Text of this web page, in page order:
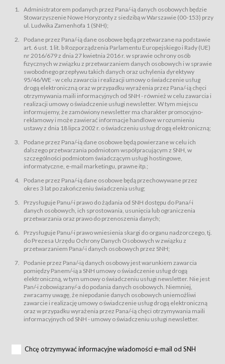
Bilety – wybrane dokumenty potwierdzające zawarcie umowy z
Usługodawcą i uprawniające do wzięcia udziału w Wydarzeniu,
przewidziane przez Usługodawcę dla danego Wydarzenia, tj. uprawniające
do uczestnictwa w wielu albo w pojedynczych seansach filmowych,
Sklep – sklep internetowy prowadzony przez Usługodawcę w Serwisie;
Regulamin – niniejszy regulamin.
§ 2
Postanowienia ogólne
Regulamin określa zasady:
świadczenia Usługobiorcom Usług przez Usługodawcę, z
zastrzeżeniem usług, o których mowa w ust. 2 pkt. 4 i 5 poniżej, których
zasady świadczenia precyzują odrębne regulaminy,
przetwarzania przez Usługodawcę danych osobowych Usługobiorców
będących osobami fizycznymi.
świadczy Usługi drogą elektroniczną w rozumieniu ustawy z dnia 18 lipca
2002 r. o świadczeniu usług drogą elektroniczną (Dz.U. z 2002 r., Nr 144, poz.
1204, z późń. zm.). Usługi świadczone są nieodpłatnie.
usługę przeglądania i odczytywania przez Usługobiorców materiałów
zamieszczanych w Serwisie,
usługę utrzymywania konta użytkownika w Serwisie,
usługę newsletter,
usługę zawierania na odległość umów nabycia Karnetów i Biletów,
usługę zawierania na odległość umów sprzedaży w Sklepie.
dnia 18 lipca 2002 r. o świadczeniu usług drogą elektroniczną (Dz.U. z 2002
r., Nr 144, poz. 1204, z późń. zm.). Usługi świadczone są nieodpłatnie.
Na zasadach określonych w Regulaminie dostęp do Serwisu jest otwarty dla
Usługobiorca przed rozpoczęciem korzystania z Serwisu jest zobowiązany
zapoznać się z Regulaminem. Założenie konta w Serwisie oraz zamówienie
usługi newsletter za pośrednictwem przeznaczonego do tego formularza
zamieszczonego na stronach Serwisu dostępnych dla wszystkich
Usługobiorców wymaga akceptacji postanowień Regulaminu.
Usługobiorca zobowiązany jest do przestrzegania postanowień Regulaminu
od chwili rozpoczęcia korzystania z Serwisu.
Regulamin jest udostępniony Usługobiorcom nieodpłatnie za
Warunki techniczne korzystania z Usług
Administratorem podanych przez Pana/-ią danych osobowych będzie
Stowarzyszenie Nowe Horyzonty z siedzibą w Warszawie (00-153) przy
ul. Ludwika Zamenhofa 1 (SNH);
Podane przez Pana/-ią dane osobowe będą przetwarzane na podstawie
art. 6 ust. 1 lit. b Rozporządzenia Parlamentu Europejskiego i Rady (UE)
nr 2016/679 z dnia 27 kwietnia 2016 r. w sprawie ochrony osób
fizycznych w związku z przetwarzaniem danych osobowych i w sprawie
swobodnego przepływu takich danych oraz uchylenia dyrektywy
95/46/WE - w celu zawarcia i realizacji umowy o świadczenie usług
drogą elektroniczną oraz w przypadku wyrażenia przez Pana/-ią chęci
otrzymywania maili informacyjnych od SNH - również w celu zawarcia i
realizacji umowy o świadczenie usługi newsletter. W tym miejscu
informujemy, że zamówiony newsletter ma charakter promocyjno-
reklamowy i może zawierać informacje handlowe w rozumieniu
ustawy z dnia 18 lipca 2002 r. o świadczeniu usług drogą elektroniczną;
Podane przez Pana/-ią dane osobowe będą powierzane w celu ich
dalszego przetwarzania podmiotom współpracującym z SNH, w
szczególności podmiotom świadczącym usługi hostingowe,
informatyczne, e-mail marketingu, prawne itp.;
Podane przez Pana/-ią dane osobowe będą przechowywane przez
okres 3 lat po zakończeniu świadczenia usług;
Przysługuje Panu/-i prawo do żądania od SNH dostępu do Pana/-i
danych osobowych, ich sprostowania, usunięcia lub ograniczenia
przetwarzania oraz prawo do przenoszenia danych;
Przysługuje Panu/-i prawo wniesienia skargi do organu nadzorczego, tj.
do Prezesa Urzędu Ochrony Danych Osobowych w związku z
przetwarzaniem Pana/-i danych osobowych przez SNH;
Podanie przez Pana/-ią danych osobowy jest warunkiem zawarcia
pomiędzy Panem/-ią a SNH umowy o świadczenie usług drogą
elektroniczną, w tym umowy o świadczeniu usługi newsletter. Nie jest
Pan/-i zobowiązany/-a do podania danych osobowych. Niemniej,
zwracamy uwagę, że niepodanie danych osobowych uniemożliwi
zawarcie i realizację umowy o świadczenie usług drogą elektroniczną
oraz w przypadku wyrażenia przez Pana/-ią chęci otrzymywania maili
informacyjnych od SNH - umowy o świadczeniu usługi newsletter.
Chcę otrzymywać informacyjne wiadomości e-mail od SNH